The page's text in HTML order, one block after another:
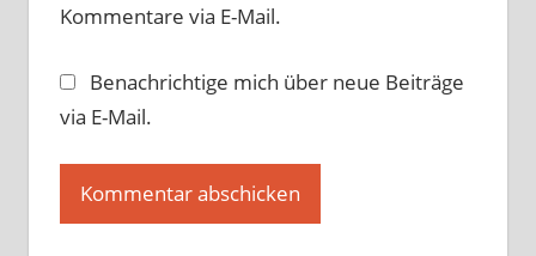
Kommentare via E-Mail.
Benachrichtige mich über neue Beiträge
via E-Mail.